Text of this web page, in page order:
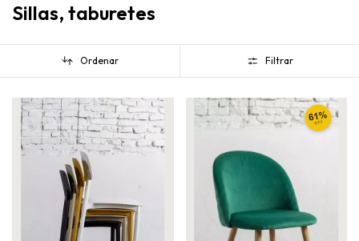
Sillas, taburetes
Ordenar Filtrar